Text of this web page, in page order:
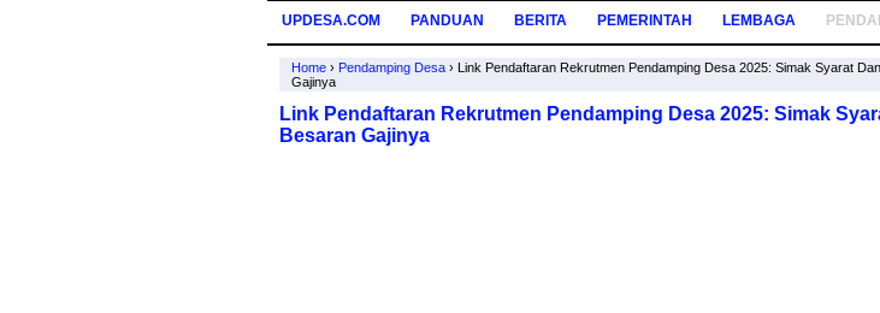
UPDESA.COM PANDUAN BERITA PEMERINTAH LEMBAGA
Home › Pendamping Desa › Link Pendaftaran Rekrutmen Pendamping Desa 2025: Simak Syarat
Gajinya
Link Pendaftaran Rekrutmen Pendamping Desa 2025: Simak
Besaran Gajinya